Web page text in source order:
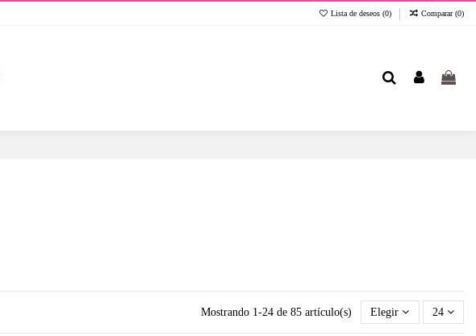
Lista de deseos (0) Comparar (0)
Mostrando 1-24 de 85 artículo(s) Elegir 24